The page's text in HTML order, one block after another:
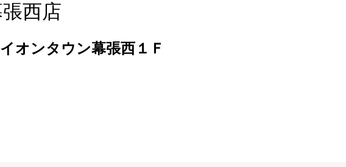
西店
オンタウン幕張西１Ｆ